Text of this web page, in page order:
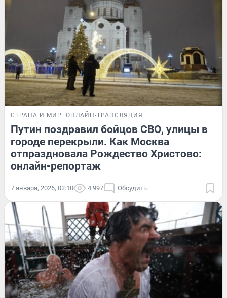
СТРАНА И МИР ОНЛАЙН-ТРАНСЛЯЦИЯ
Путин поздравил бойцов СВО, улицы в
городе перекрыли. Как Москва
отпраздновала Рождество Христово:
онлайн-репортаж
7 января, 2026, 02:10 4 997 Обсудить